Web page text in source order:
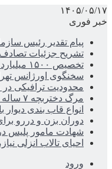
۱۴۰۵/۰۵/۱۷
خبر فوری
پیام تقدیر رئیس
تشریح جزئیات تصادف ۱۲ خودرو با ۱۹ مصدوم
تخصیص ۱۵۰۰ میلیارد ریال اعتبار استانی برای ساماندهی بافت قدیم دزفول
سخنگوی اورژانس
محدودیت ترافیکی
مرگ دختربچه ۷ ساله در پارک اسلامشهر
انواع قاب بندی
دوران بزن و دررو
شهادت مامور پلیس
احیای تالاب انزلی
ورود